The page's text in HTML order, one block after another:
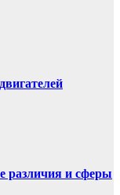
различия и сферы